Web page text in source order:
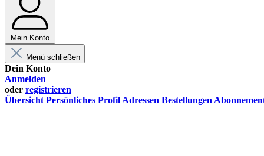
Mein Konto
Menü schließen
Dein Konto
Anmelden
oder registrieren
Übersicht Persönliches Profil Adressen Bestellungen